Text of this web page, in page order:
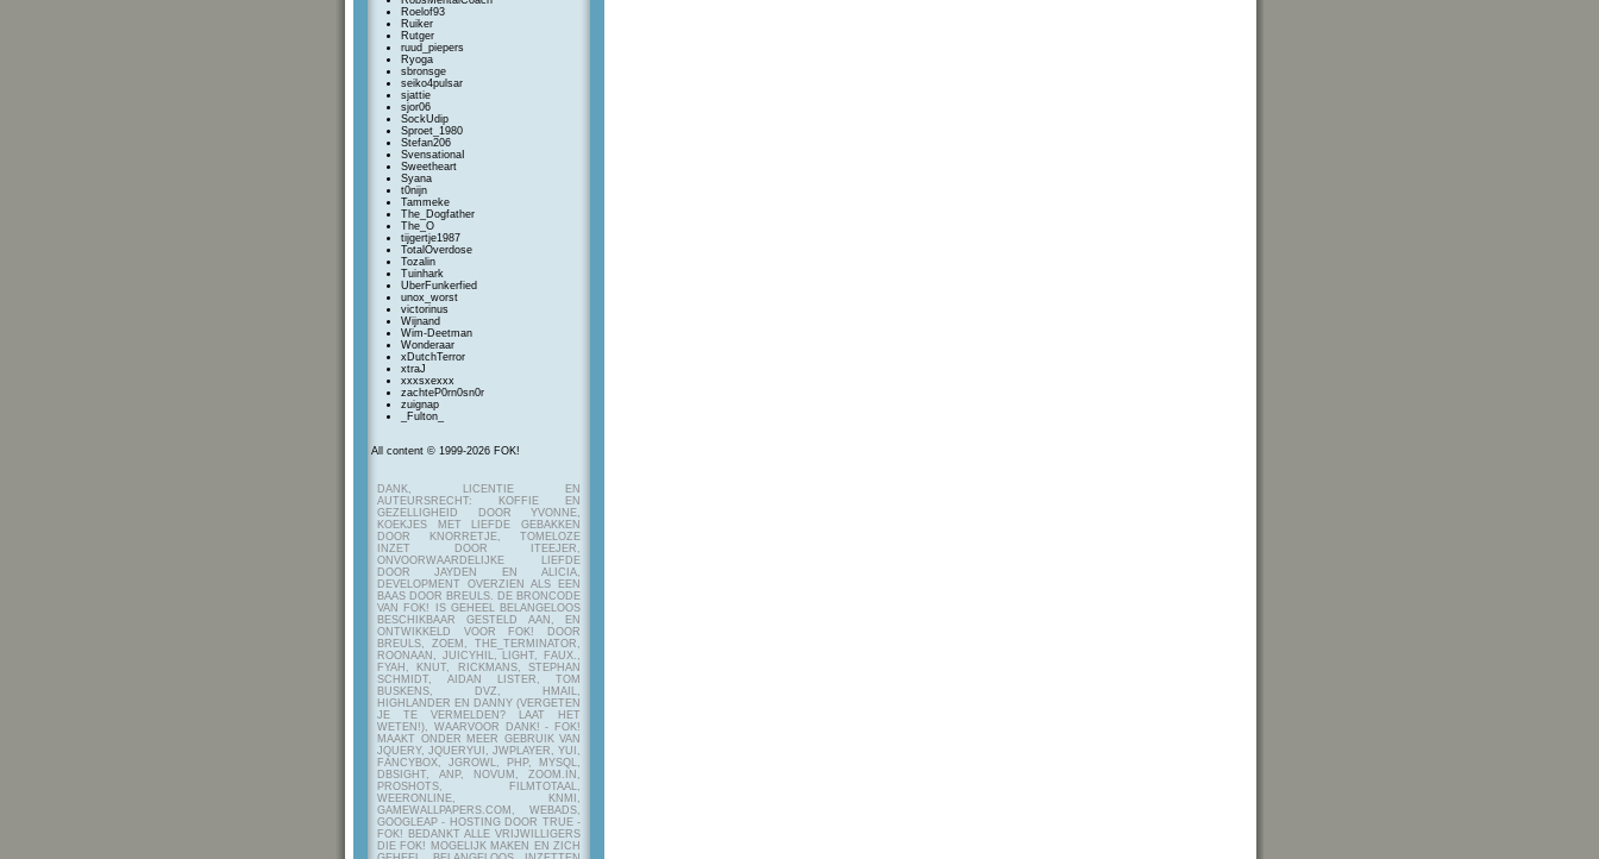
Roelof93
Ruiker
Rutger
ruud_piepers
Ryoga
sbronsge
seiko4pulsar
sjattie
sjor06
SockUdip
Sproet_1980
Stefan206
SvensationaI
Sweetheart
Syana
t0nijn
Tammeke
The_Dogfather
The_O
tijgertje1987
TotalOverdose
Tozalin
Tuinhark
UberFunkerfied
unox_worst
victorinus
Wijnand
Wim-Deetman
Wonderaar
xDutchTerror
xtraJ
xxxsxexxx
zachteP0rn0sn0r
zuignap
_Fulton_
All content © 1999-2026 FOK!
DANK, LICENTIE EN
AUTEURSRECHT: KOFFIE EN
GEZELLIGHEID DOOR YVONNE,
KOEKJES MET LIEFDE GEBAKKEN
DOOR KNORRETJE, TOMELOZE
INZET DOOR ITEEJER,
ONVOORWAARDELIJKE LIEFDE
DOOR JAYDEN EN ALICIA,
DEVELOPMENT OVERZIEN ALS EEN
BAAS DOOR BREULS. DE BRONCODE
VAN FOK! IS GEHEEL BELANGELOOS
BESCHIKBAAR GESTELD AAN, EN
ONTWIKKELD VOOR FOK! DOOR
BREULS, ZOEM, THE_TERMINATOR,
ROONAAN, JUICYHIL, LIGHT, FAUX.,
FYAH, KNUT, RICKMANS, STEPHAN
SCHMIDT, AIDAN LISTER, TOM
BUSKENS, DVZ, HMAIL,
HIGHLANDER EN DANNY (VERGETEN
JE TE VERMELDEN? LAAT HET
WETEN!), WAARVOOR DANK! - FOK!
MAAKT ONDER MEER GEBRUIK VAN
JQUERY, JQUERYUI, JWPLAYER, YUI,
FANCYBOX, JGROWL, PHP, MYSQL,
DBSIGHT, ANP, NOVUM, ZOOM.IN,
PROSHOTS, FILMTOTAAL,
WEERONLINE, KNMI,
GAMEWALLPAPERS.COM, WEBADS,
GOOGLEAP - HOSTING DOOR TRUE -
FOK! BEDANKT ALLE VRIJWILLIGERS
DIE FOK! MOGELIJK MAKEN EN ZICH